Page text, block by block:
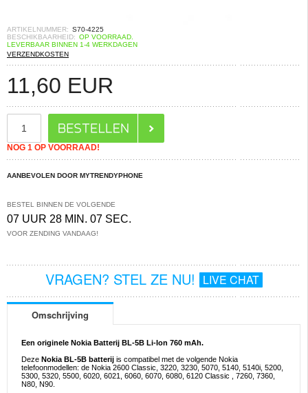
ARTIKELNUMMER: S70-4225
BESCHIKBAARHEID: OP VOORRAAD.
LEVERBAAR BINNEN 1-4 WERKDAGEN
VERZENDKOSTEN
11,60 EUR
NOG 1 OP VOORRAAD!
AANBEVOLEN DOOR MYTRENDYPHONE
BESTEL BINNEN DE VOLGENDE
07 UUR 28 MIN. 06 SEC.
VOOR ZENDING VANDAAG!
VRAGEN? STEL ZE NU! LIVE CHAT
Omschrijving
Een originele Nokia Batterij BL-5B Li-Ion 760 mAh.
Deze Nokia BL-5B batterij is compatibel met de volgende Nokia
telefoonmodellen: de Nokia 2600 Classic, 3220, 3230, 5070, 5140, 5140i, 5200,
5300, 5320, 5500, 6020, 6021, 6060, 6070, 6080, 6120 Classic , 7260, 7360,
N80, N90.